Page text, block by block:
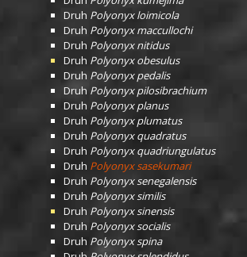
Druh Polyonyx loimicola
Druh Polyonyx maccullochi
Druh Polyonyx nitidus
Druh Polyonyx obesulus
Druh Polyonyx pedalis
Druh Polyonyx pilosibrachium
Druh Polyonyx planus
Druh Polyonyx plumatus
Druh Polyonyx quadratus
Druh Polyonyx quadriungulatus
Druh Polyonyx sasekumari
Druh Polyonyx senegalensis
Druh Polyonyx similis
Druh Polyonyx sinensis
Druh Polyonyx socialis
Druh Polyonyx spina